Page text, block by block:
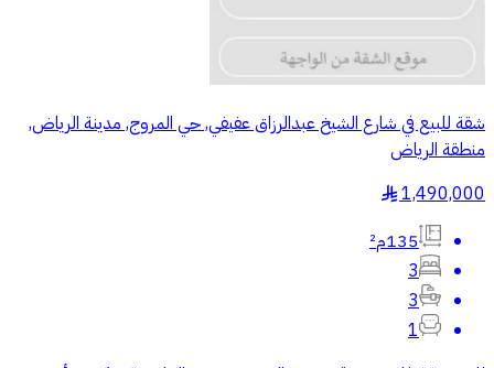
شقة للبيع في شارع الشيخ عبدالرزاق عفيفي, حي المروج, مدينة الرياض,
منطقة الرياض
1,490,000
§
135م²
3
3
1